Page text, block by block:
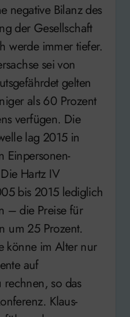
negative Bilanz des
der Gesellschaft
werde immer tiefer.
sei von
gelten
als 60 Prozent
verfügen. Die
lag 2015 in
Einpersonen-
Hartz IV
bis 2015 lediglich
– die Preise für
um 25 Prozent.
könne im Alter nur
auf
so das
Klaus-